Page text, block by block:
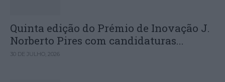
Quinta edição do Prémio de Inovação J.
Norberto Pires com candidaturas...
30 DE JULHO, 2026